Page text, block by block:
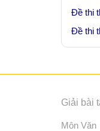
Đề thi
Đề thi
Giải bài
Môn Văn